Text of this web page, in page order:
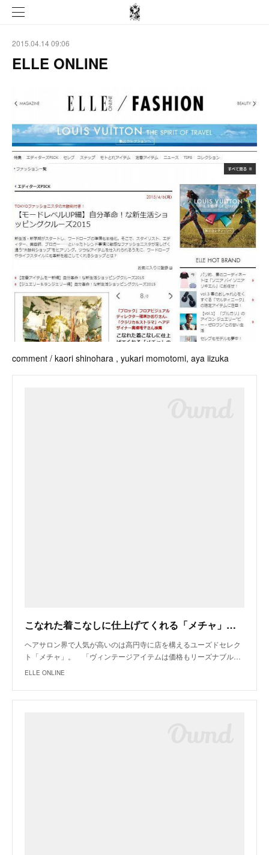
2015.04.14 09:06
ELLE ONLINE
comment / kaori shinohara , yukari momotomi, aya iizuka
こなれた着こなしに仕上げてくれる「メチャ」のヴィンテージ
ヘアサロン界で人気が高いのは高円寺に店を構えるユーズドセレク
ト「メチャ」。 「ヴィンテージアイテムは価格もリーズナブル…
ELLE ONLINE